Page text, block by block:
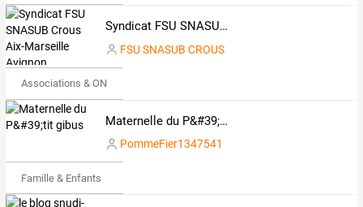
Syndicat FSU SNASUB Crous Aix-Marseille Avignon
FSU SNASUB CROUS
Associations & ONG
Maternelle du P&#39;tit gibus
PommeFier1347541
Famille & Enfants